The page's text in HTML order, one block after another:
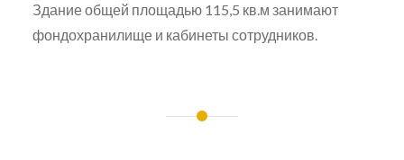
Здание общей площадью 115,5 кв.м занимают
фондохранилище и кабинеты сотрудников.